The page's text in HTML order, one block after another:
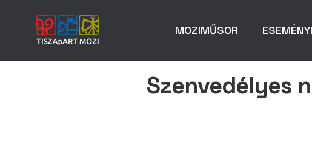
MOZIMŰSOR
Szenvedélyes